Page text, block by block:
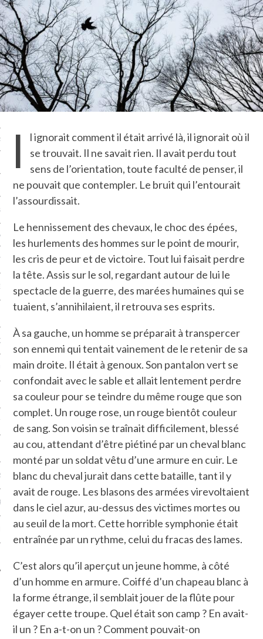
BONHEUR
GUERRE
EN VOD
I
l ignorait comment il était arrivé là, il ignorait où il
se trouvait. Il ne savait rien. Il avait perdu tout
sens de l’orientation, toute faculté de penser, il
ne pouvait que contempler. Le bruit qui l’entourait
l’assourdissait.
Le hennissement des chevaux, le choc des épées,
les hurlements des hommes sur le point de mourir,
les cris de peur et de victoire. Tout lui faisait perdre
la tête. Assis sur le sol, regardant autour de lui le
spectacle de la guerre, des marées humaines qui se
tuaient, s’annihilaient, il retrouva ses esprits.
À sa gauche, un homme se préparait à transpercer
son ennemi qui tentait vainement de le retenir de sa
main droite. Il était à genoux. Son pantalon vert se
confondait avec le sable et allait lentement perdre
sa couleur pour se teindre du même rouge que son
complet. Un rouge rose, un rouge bientôt couleur
de sang. Son voisin se traînait difficilement, blessé
au cou, attendant d’être piétiné par un cheval blanc
monté par un soldat vêtu d’une armure en cuir. Le
blanc du cheval jurait dans cette bataille, tant il y
avait de rouge. Les blasons des armées virevoltaient
dans le ciel azur, au-dessus des victimes mortes ou
au seuil de la mort. Cette horrible symphonie était
entraînée par un rythme, celui du fracas des lames.
C’est alors qu’il aperçut un jeune homme, à côté
d’un homme en armure. Coiffé d’un chapeau blanc à
la forme étrange, il semblait jouer de la flûte pour
égayer cette troupe. Quel était son camp ? En avait-
il un ? En a-t-on un ? Comment pouvait-on